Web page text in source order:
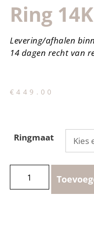
Ring
Levering/afhalen
14 dagen recht van
€449.00
Ringmaat